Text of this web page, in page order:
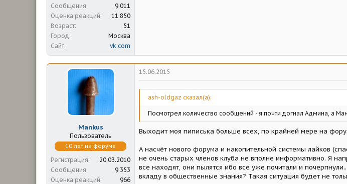
Сообщения
9 011
Оценка реакций
11 850
Возраст
51
Город
Москва
Сайт
vk.com
Mankus
Пользователь
10 лет на форуме
Регистрация
20.03.2010
Сообщения
9 353
Оценка реакций
966
15.06.2015
ash-oldgaz сказал(а):
Посмотрел количество сообщений - я почти догнал Админа, а
Выходит моя пиписька больше всех, по крайней мере на
А насчёт нового форума и накопительной системы лайков
не очень старых членов клуба не вполне информативно. Я
все находят, они пылятся ибо все уже почитали и
вкладу в общественные знания? Такая ситуация будет не